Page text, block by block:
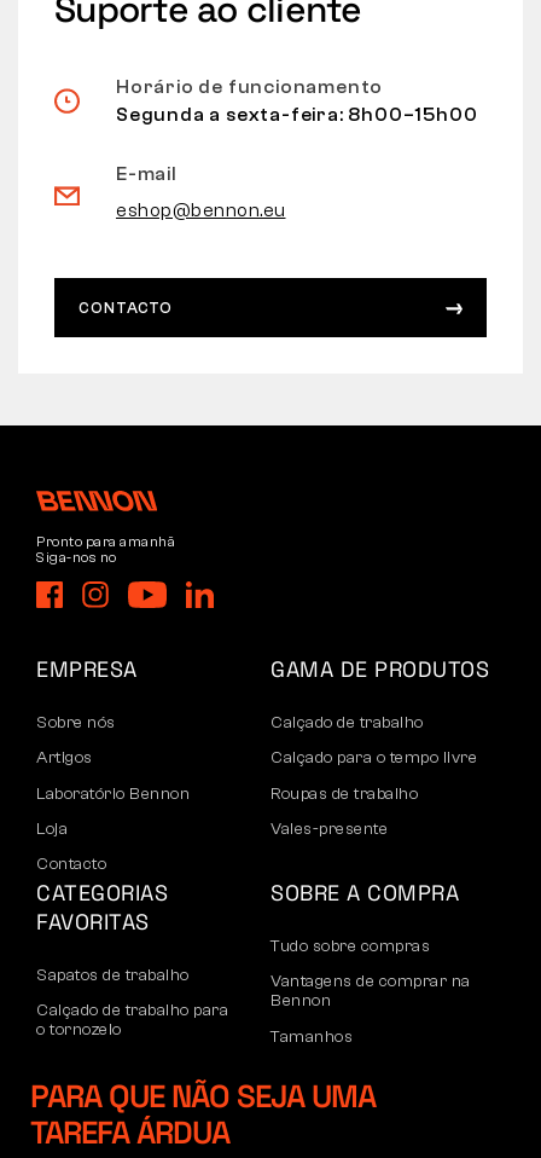
Horário de funcionamento
Segunda a sexta-feira: 8h00–15h00
E-mail
eshop@bennon.eu
CONTACTO
Pronto para amanhã
Siga-nos no
EMPRESA
Sobre nós
Artigos
Laboratório Bennon
Loja
Contacto
GAMA DE PRODUTOS
Calçado de trabalho
Calçado para o tempo livre
Roupas de trabalho
Vales-presente
CATEGORIAS
FAVORITAS
Sapatos de trabalho
Calçado de trabalho para
o tornozelo
Calçado de lazer para
o tornozelo
SOBRE A COMPRA
Tudo sobre compras
Vantagens de comprar na
Bennon
Tamanhos
Transporte e pagamento
PARA QUE NÃO SEJA UMA
TAREFA ÁRDUA